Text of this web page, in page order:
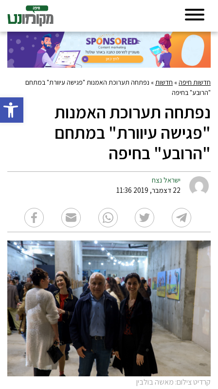
פתח
חדשות חיפה» חדשות» נפתחה תערוכת האמנות "פגישה עיוורת" במתחם
"הרובע" בחיפה
נפתחה תערוכת האמנות
"פגישה עיוורת" במתחם
"הרובע" בחיפה
ישראל נצח
22 דצמבר, 2019 11:36
קרדיט צילום: מאשה בולבין